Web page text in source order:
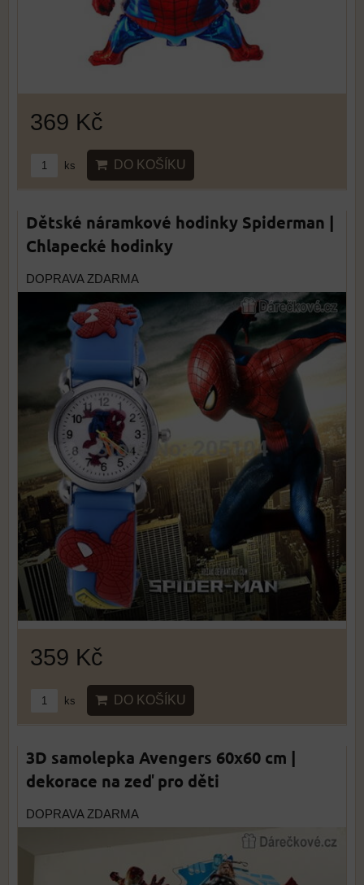
369 Kč
ks DO KOŠÍKU
Dětské náramkové hodinky Spiderman |
Chlapecké hodinky
DOPRAVA ZDARMA
359 Kč
ks DO KOŠÍKU
3D samolepka Avengers 60x60 cm |
dekorace na zeď pro děti
DOPRAVA ZDARMA